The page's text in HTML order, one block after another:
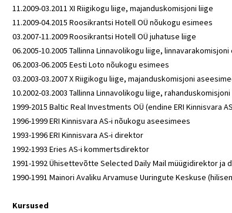
11.2009-03.2011 XI Riigikogu liige, majanduskomisjoni liige
11.2009-04.2015 Roosikrantsi Hotell OÜ nõukogu esimees
03.2007-11.2009 Roosikrantsi Hotell OÜ juhatuse liige
06.2005-10.2005 Tallinna Linnavolikogu liige,
06.2003-06.2005 Eesti Loto nõukogu esimees
03.2003-03.2007 X Riigikogu liige, majanduskomisjoni
10.2002-03.2003 Tallinna Linnavolikogu liige,
1999-2015 Baltic Real Investments OÜ (endine ERI Kinnisvara
1996-1999 ERI Kinnisvara AS-i nõukogu aseesimees
1993-1996 ERI Kinnisvara AS-i direktor
1992-1993 Eries AS-i kommertsdirektor
1991-1992 Ühisettevõtte Selected Daily Mail müügidirektor ja
1990-1991 Mainori Avaliku Arvamuse Uuringute Keskuse
Kursused